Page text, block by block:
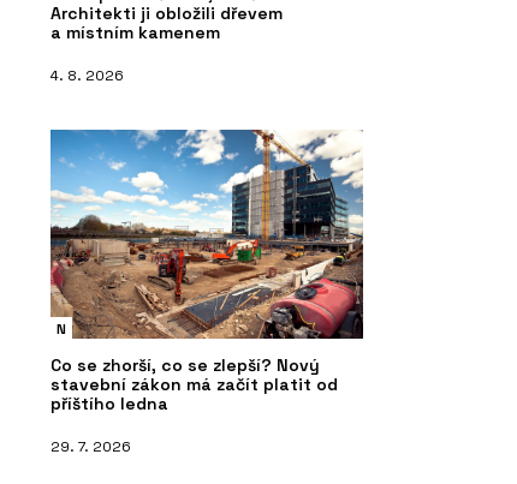
Architekti ji obložili dřevem
a místním kamenem
4. 8. 2026
N
Co se zhorší, co se zlepší? Nový
stavební zákon má začít platit od
příštího ledna
29. 7. 2026